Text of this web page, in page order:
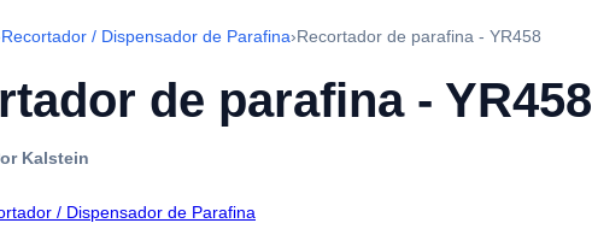
Recortador / Dispensador de Parafina›Recortador de parafina - YR458
de parafina - YR458
Kalstein
/ Dispensador de Parafina